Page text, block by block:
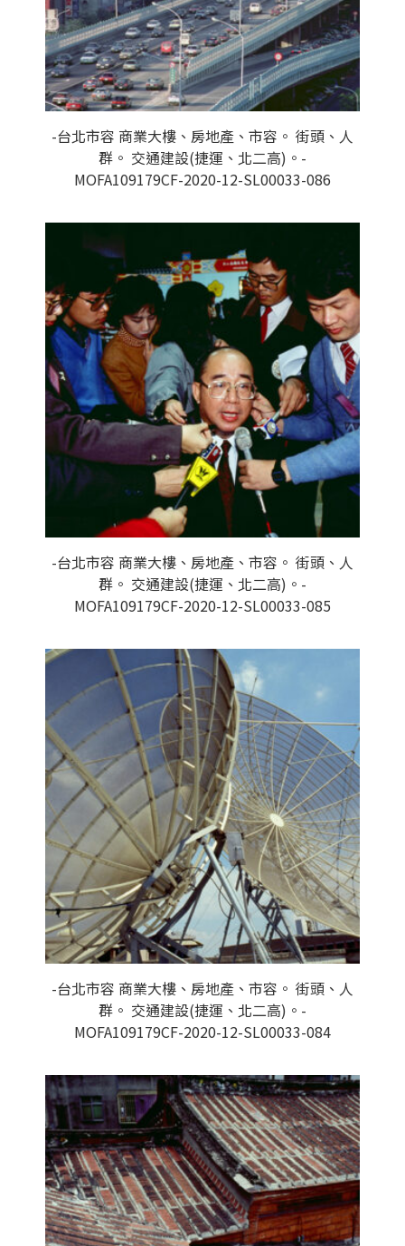
-台北市容 商業大樓、房地產、市容。 街頭、人
群。 交通建設(捷運、北二高)。-
MOFA109179CF-2020-12-SL00033-086
-台北市容 商業大樓、房地產、市容。 街頭、人
群。 交通建設(捷運、北二高)。-
MOFA109179CF-2020-12-SL00033-085
-台北市容 商業大樓、房地產、市容。 街頭、人
群。 交通建設(捷運、北二高)。-
MOFA109179CF-2020-12-SL00033-084